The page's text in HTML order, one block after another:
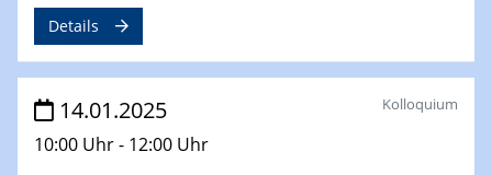
11.02.2025
Natural Water to H2
12.02.2025 - 14.02.2025
Sfb-trr247-all Annual Meeting
Details
14.01.2025
10:00 Uhr - 12:00 Uhr
Kolloquium